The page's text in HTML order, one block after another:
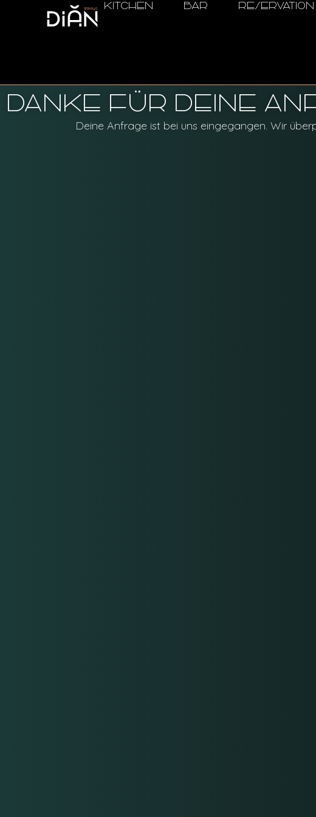
KITCHEN BAR RESERVATION
DANKE FÜR DEINE
Deine Anfrage ist bei uns eingegangen. Wir